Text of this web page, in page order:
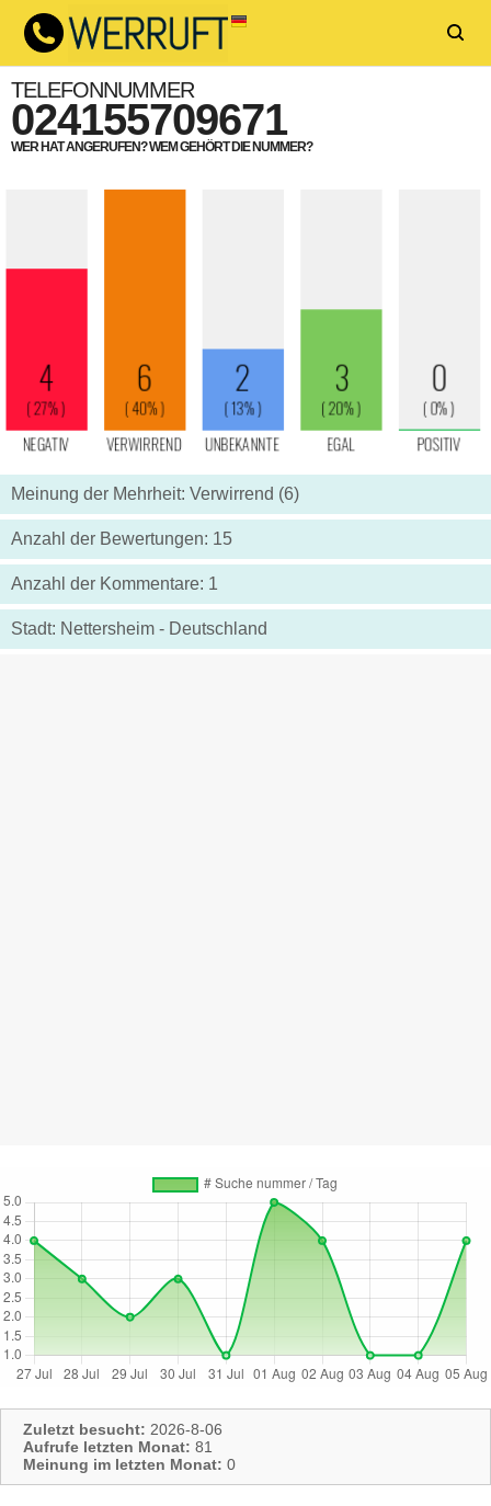
TELEFONNUMMER
024155709671
WER HAT ANGERUFEN? WEM GEHÖRT DIE NUMMER?
Meinung der Mehrheit: Verwirrend (6)
Anzahl der Bewertungen: 15
Anzahl der Kommentare: 1
Stadt: Nettersheim - Deutschland
Zuletzt besucht: 2026-8-06
Aufrufe letzten Monat: 81
Meinung im letzten Monat: 0